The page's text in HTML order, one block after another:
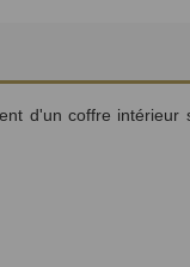
d'un coffre intérieur